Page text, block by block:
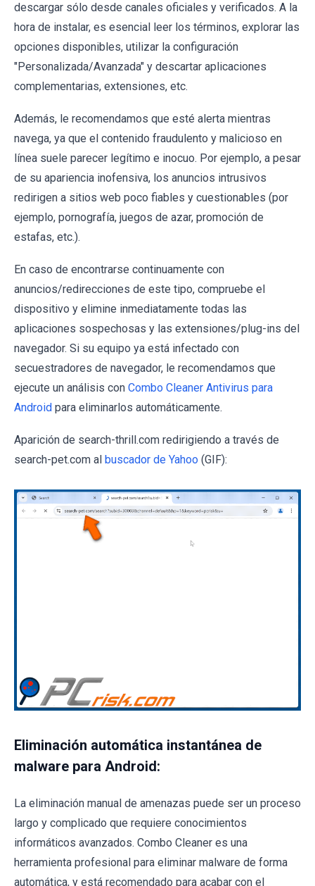
descargar sólo desde canales oficiales y verificados. A la
hora de instalar, es esencial leer los términos, explorar las
opciones disponibles, utilizar la configuración
"Personalizada/Avanzada" y descartar aplicaciones
complementarias, extensiones, etc.
Además, le recomendamos que esté alerta mientras
navega, ya que el contenido fraudulento y malicioso en
línea suele parecer legítimo e inocuo. Por ejemplo, a pesar
de su apariencia inofensiva, los anuncios intrusivos
redirigen a sitios web poco fiables y cuestionables (por
ejemplo, pornografía, juegos de azar, promoción de
estafas, etc.).
En caso de encontrarse continuamente con
anuncios/redirecciones de este tipo, compruebe el
dispositivo y elimine inmediatamente todas las
aplicaciones sospechosas y las extensiones/plug-ins del
navegador. Si su equipo ya está infectado con
secuestradores de navegador, le recomendamos que
ejecute un análisis con Combo Cleaner Antivirus para
Android para eliminarlos automáticamente.
Aparición de search-thrill.com redirigiendo a través de
search-pet.com al buscador de Yahoo (GIF):
Eliminación automática instantánea de
malware para Android:
La eliminación manual de amenazas puede ser un proceso
largo y complicado que requiere conocimientos
informáticos avanzados. Combo Cleaner es una
herramienta profesional para eliminar malware de forma
automática, y está recomendado para acabar con el